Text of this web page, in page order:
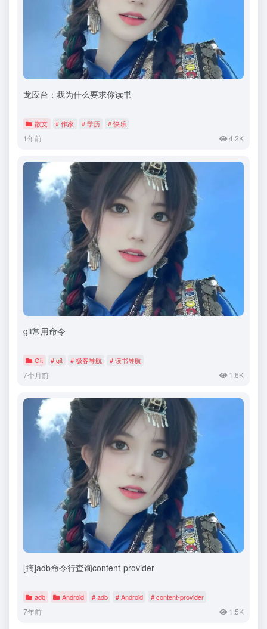
龙应台：我为什么要求你读书
散文 # 作家 # 学历 # 快乐
1年前 4.2K
git常用命令
Git # git # 极客导航 # 读书导航
7个月前 1.6K
[摘]adb命令行查询content-provider
adb Android # adb # Android # content-provider
7年前 1.5K